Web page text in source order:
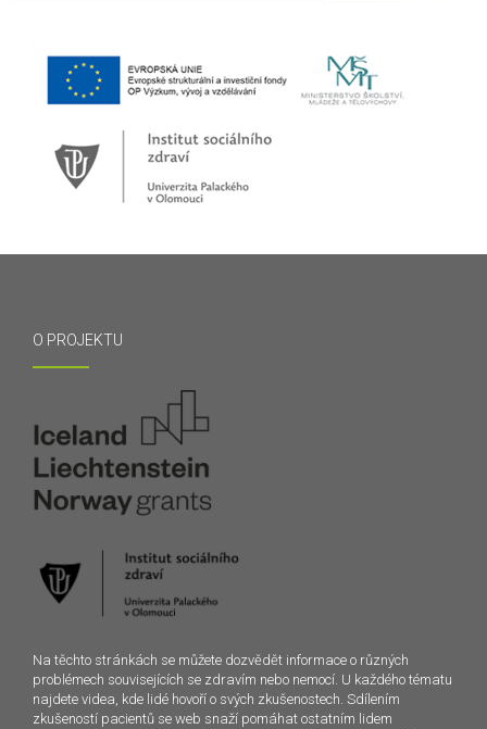
O PROJEKTU
Na těchto stránkách se můžete dozvědět informace o různých
problémech souvisejících se zdravím nebo nemocí. U každého tématu
najdete videa, kde lidé hovoří o svých zkušenostech. Sdílením
zkušeností pacientů se web snaží pomáhat ostatním lidem